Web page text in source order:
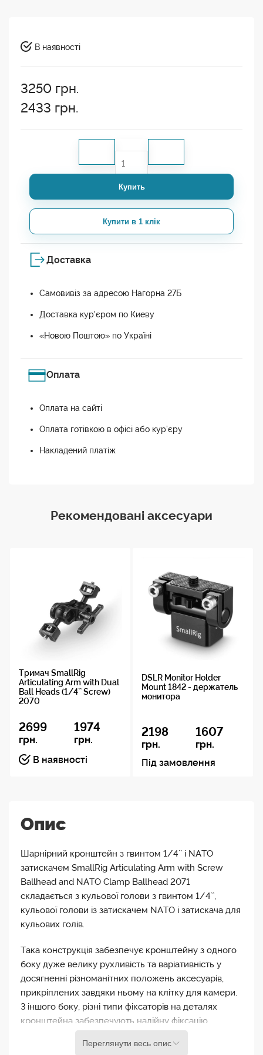
В наявності
3250 грн.
2433 грн.
Купить
Купити в 1 клік
Доставка
Самовивіз за адресою Нагорна 27Б
Доставка кур'єром по Киеву
«Новою Поштою» по Україні
Оплата
Оплата на сайті
Оплата готівкою в офісі або кур'єру
Накладений платіж
Рекомендовані аксесуари
Тримач SmallRig
Articulating Arm with Dual
Ball Heads (1/4`` Screw)
2070
2699
грн.
1974
грн.
В наявності
DSLR Monitor Holder
Mount 1842 - держатель
монитора
2198
грн.
1607
грн.
Під замовлення
Опис
Шарнірний кронштейн з гвинтом 1/4`` і NATO
затискачем SmallRig Articulating Arm with Screw
Ballhead and NATO Clamp Ballhead 2071
складається з кульової голови з гвинтом 1/4``,
кульової голови із затискачем NATO і затискача для
кульових голів.
Така конструкція забезпечує кронштейну з одного
боку дуже велику рухливість та варіативність у
досягненні різноманітних положень аксесуарів,
прикріплених завдяки ньому на клітку для камери.
З іншого боку, різні типи фіксаторів на деталях
кронштейна забезпечують надійну фіксацію
кронштейн швидкознімним.
Переглянути весь опис